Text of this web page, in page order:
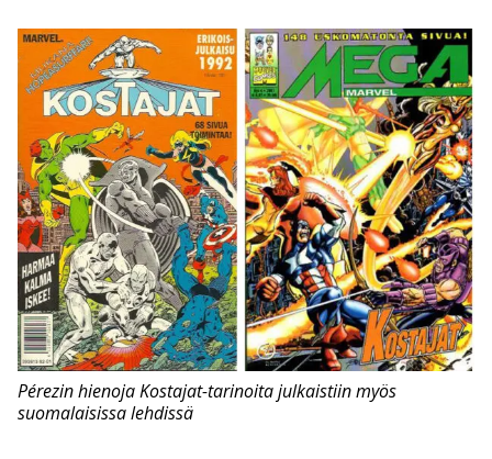
Pérezin hienoja Kostajat-tarinoita julkaistiin myös
suomalaisissa lehdissä